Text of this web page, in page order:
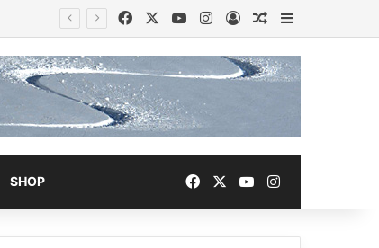
FacebookYouTubeInstagram
AccesoPublicación al
Barra lateral
SHOP FacebookYouTubeInstagram